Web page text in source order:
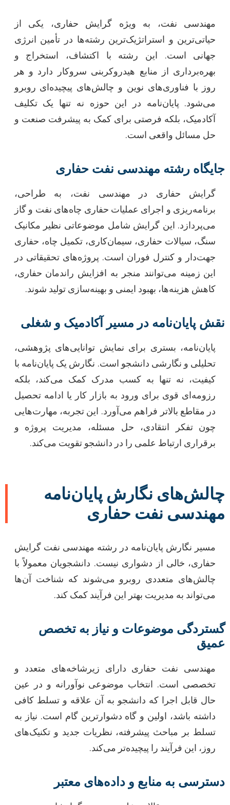
مهندسی نفت، به ویژه گرایش حفاری، یکی از
حیاتی‌ترین و استراتژیک‌ترین رشته‌ها در تأمین انرژی
جهانی است. این رشته با اکتشاف، استخراج و
بهره‌برداری از منابع هیدروکربنی سروکار دارد و هر
روز با فناوری‌های نوین و چالش‌های پیچیده‌ای روبرو
می‌شود. پایان‌نامه در این حوزه نه تنها یک تکلیف
آکادمیک، بلکه فرصتی برای کمک به پیشرفت صنعت و
حل مسائل واقعی است.
جایگاه رشته مهندسی نفت حفاری
گرایش حفاری در مهندسی نفت، به طراحی،
برنامه‌ریزی و اجرای عملیات حفاری چاه‌های نفت و گاز
می‌پردازد. این گرایش شامل موضوعاتی نظیر مکانیک
سنگ، سیالات حفاری، سیمان‌کاری، تکمیل چاه، حفاری
جهت‌دار و کنترل فوران است. پروژه‌های تحقیقاتی در
این زمینه می‌توانند منجر به افزایش راندمان حفاری،
کاهش هزینه‌ها، بهبود ایمنی و بهینه‌سازی تولید شوند.
نقش پایان‌نامه در مسیر آکادمیک و شغلی
پایان‌نامه، بستری برای نمایش توانایی‌های پژوهشی،
تحلیلی و نگارشی دانشجو است. نگارش یک پایان‌نامه با
کیفیت، نه تنها به کسب مدرک کمک می‌کند، بلکه
رزومه‌ای قوی برای ورود به بازار کار یا ادامه تحصیل
در مقاطع بالاتر فراهم می‌آورد. این تجربه، مهارت‌هایی
چون تفکر انتقادی، حل مسئله، مدیریت پروژه و
برقراری ارتباط علمی را در دانشجو تقویت می‌کند.
چالش‌های نگارش پایان‌نامه
مهندسی نفت حفاری
مسیر نگارش پایان‌نامه در رشته مهندسی نفت گرایش
حفاری، خالی از دشواری نیست. دانشجویان معمولاً با
چالش‌های متعددی روبرو می‌شوند که شناخت آن‌ها
می‌تواند به مدیریت بهتر این فرآیند کمک کند.
گستردگی موضوعات و نیاز به تخصص
عمیق
مهندسی نفت حفاری دارای زیرشاخه‌های متعدد و
تخصصی است. انتخاب موضوعی نوآورانه و در عین
حال قابل اجرا که دانشجو به آن علاقه و تسلط کافی
داشته باشد، اولین و گاه دشوارترین گام است. نیاز به
تسلط بر مباحث پیشرفته، نظریات جدید و تکنیک‌های
روز، این فرآیند را پیچیده‌تر می‌کند.
دسترسی به منابع و داده‌های معتبر